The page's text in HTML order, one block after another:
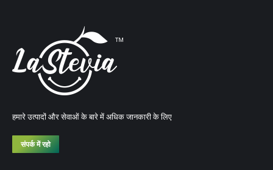
हमारे उत्पादों और सेवाओं के बारे में अधिक जानकारी के लिए
संपर्क में रहो